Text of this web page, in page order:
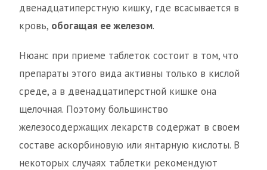
двенадцатиперстную кишку, где всасывается в
кровь, обогащая ее железом.
Нюанс при приеме таблеток состоит в том, что
препараты этого вида активны только в кислой
среде, а в двенадцатиперстной кишке она
щелочная. Поэтому большинство
железосодержащих лекарств содержат в своем
составе аскорбиновую или янтарную кислоты. В
некоторых случаях таблетки рекомендуют